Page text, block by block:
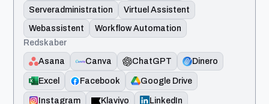
Serveradministration
Virtuel Assistent
Webassistent
Workflow Automation
Redskaber
Asana
Canva ChatGPT
Dinero
Excel
Facebook
Google Drive
Instagram
Klaviyo
LinkedIn